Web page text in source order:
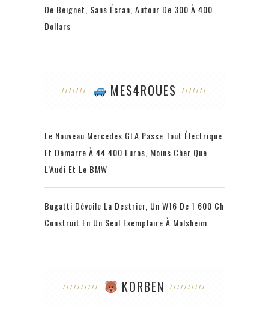
De Beignet, Sans Écran, Autour De 300 À 400
Dollars
MES4ROUES
Le Nouveau Mercedes GLA Passe Tout Électrique
Et Démarre À 44 400 Euros, Moins Cher Que
L’Audi Et Le BMW
Bugatti Dévoile La Destrier, Un W16 De 1 600 Ch
Construit En Un Seul Exemplaire À Molsheim
KORBEN